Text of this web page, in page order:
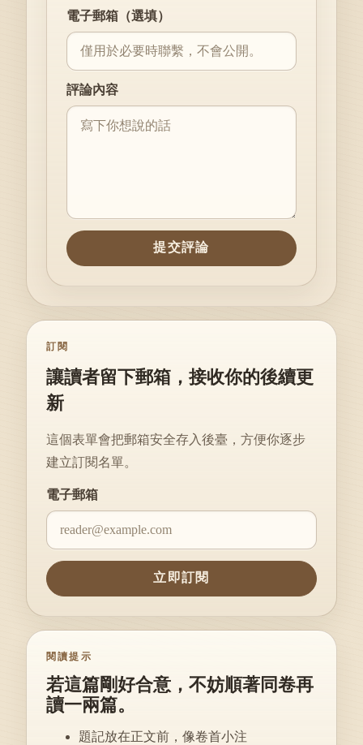
電子郵箱（選填）
評論內容
提交評論
訂閱
讓讀者留下郵箱，接收你的後續更
新
這個表單會把郵箱安全存入後臺，方便你逐步
建立訂閱名單。
電子郵箱
Website
立即訂閱
閱讀提示
若這篇剛好合意，不妨順著同卷再
讀一兩篇。
題記放在正文前，像卷首小注